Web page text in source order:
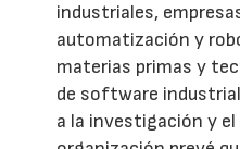
industriales,
automatización y
materias primas y
de software
a la investigación y el